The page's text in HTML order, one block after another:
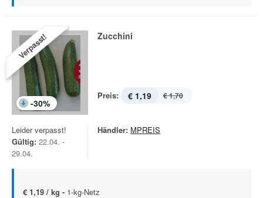
Verpasst!
-30%
Zucchini
Preis: € 1,19 € 1,70
Leider verpasst!
Gültig: 22.04. -
29.04.
Händler: MPREIS
€ 1,19 / kg - 1-kg-Netz